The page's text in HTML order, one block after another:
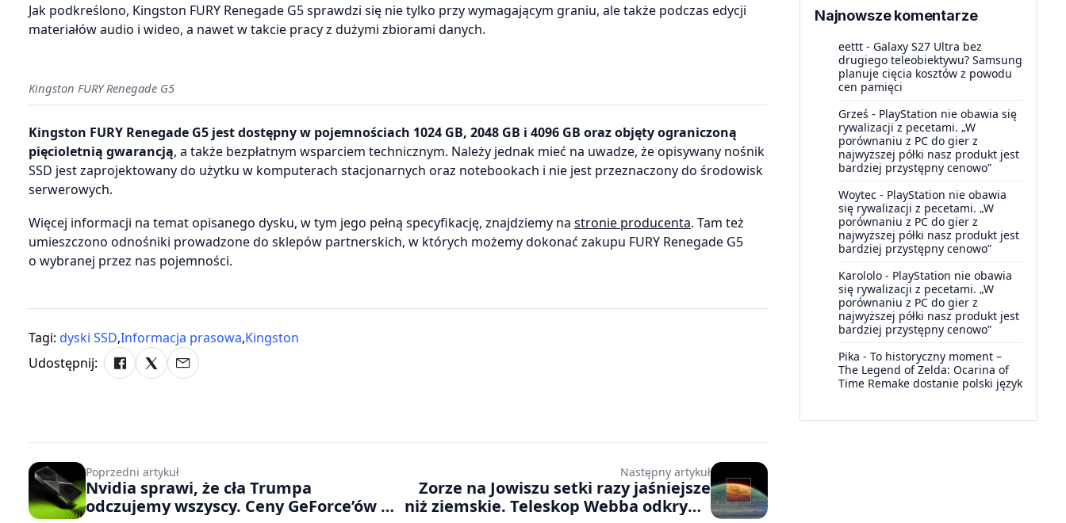
Jak podkreślono, Kingston FURY Renegade G5 sprawdzi się nie tylko przy wymagającym graniu, ale także podczas edycji
materiałów audio i wideo, a nawet w takcie pracy z dużymi zbiorami danych.
Kingston FURY Renegade G5
Kingston FURY Renegade G5 jest dostępny w pojemnościach 1024 GB, 2048 GB i 4096 GB oraz objęty ograniczoną
pięcioletnią gwarancją, a także bezpłatnym wsparciem technicznym. Należy jednak mieć na uwadze, że opisywany nośnik
SSD jest zaprojektowany do użytku w komputerach stacjonarnych oraz notebookach i nie jest przeznaczony do środowisk
serwerowych.
Więcej informacji na temat opisanego dysku, w tym jego pełną specyfikację, znajdziemy na stronie producenta. Tam też
umieszczono odnośniki prowadzone do sklepów partnerskich, w których możemy dokonać zakupu FURY Renegade G5
o wybranej przez nas pojemności.
Tagi: dyski SSD,Informacja prasowa,Kingston
Udostępnij:
Najnowsze komentarze
eettt - Galaxy S27 Ultra bez
drugiego teleobiektywu? Samsung
planuje cięcia kosztów z powodu
cen pamięci
Grześ - PlayStation nie obawia się
rywalizacji z pecetami. „W
porównaniu z PC do gier z
najwyższej półki nasz produkt jest
bardziej przystępny cenowo”
Woytec - PlayStation nie obawia
się rywalizacji z pecetami. „W
porównaniu z PC do gier z
najwyższej półki nasz produkt jest
bardziej przystępny cenowo”
Karololo - PlayStation nie obawia
się rywalizacji z pecetami. „W
porównaniu z PC do gier z
najwyższej półki nasz produkt jest
bardziej przystępny cenowo”
Pika - To historyczny moment –
The Legend of Zelda: Ocarina of
Time Remake dostanie polski język
Poprzedni artykuł
Nvidia sprawi, że cła Trumpa
odczujemy wszyscy. Ceny GeForce’ów w
Następny artykuł
Zorze na Jowiszu setki razy jaśniejsze
niż ziemskie. Teleskop Webba odkrywa